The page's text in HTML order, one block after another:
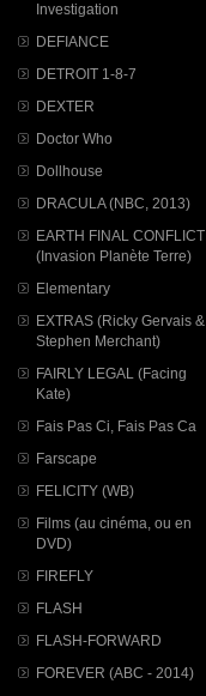
Investigation
DEFIANCE
DETROIT 1-8-7
DEXTER
Doctor Who
Dollhouse
DRACULA (NBC, 2013)
EARTH FINAL CONFLICT
(Invasion Planète Terre)
Elementary
EXTRAS (Ricky Gervais &
Stephen Merchant)
FAIRLY LEGAL (Facing
Kate)
Fais Pas Ci, Fais Pas Ca
Farscape
FELICITY (WB)
Films (au cinéma, ou en
DVD)
FIREFLY
FLASH
FLASH-FORWARD
FOREVER (ABC - 2014)